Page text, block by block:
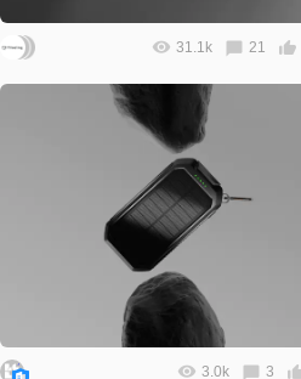
31.1k 21
3.0k 3